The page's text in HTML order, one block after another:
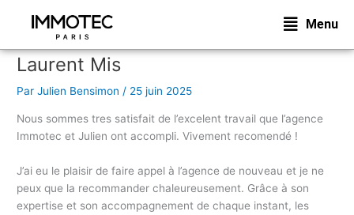
Menu
Laurent Mis
ParJulien Bensimon/ 25 juin 2025
Nous sommes tres satisfait de l’excelent travail que l’agence
Immotec et Julien ont accompli. Vivement recomendé !
J’ai eu le plaisir de faire appel à l’agence de nouveau et je ne
peux que la recommander chaleureusement. Grâce à son
expertise et son accompagnement de chaque instant, les